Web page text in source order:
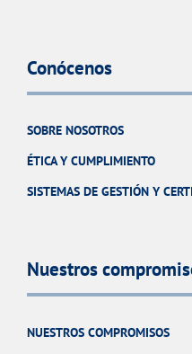
Conócenos
SOBRE NOSOTROS
ÉTICA Y CUMPLIMIENTO
SISTEMAS DE GESTIÓN Y
Nuestros
NUESTROS COMPROMISOS